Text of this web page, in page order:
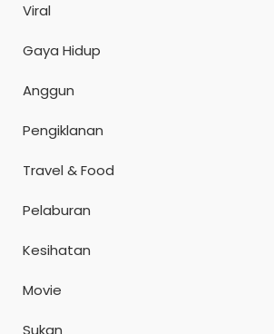
Viral
Gaya Hidup
Anggun
Pengiklanan
Travel & Food
Pelaburan
Kesihatan
Movie